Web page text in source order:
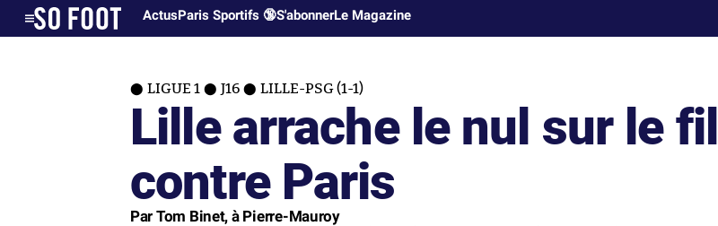
ActusParis Sportifs 🔞S'abonnerLe Magazine
LIGUE 1 J16 LILLE-PSG (1-1)
Lille arrache le nul sur le fil
contre Paris
Par Tom Binet, à Pierre-Mauroy